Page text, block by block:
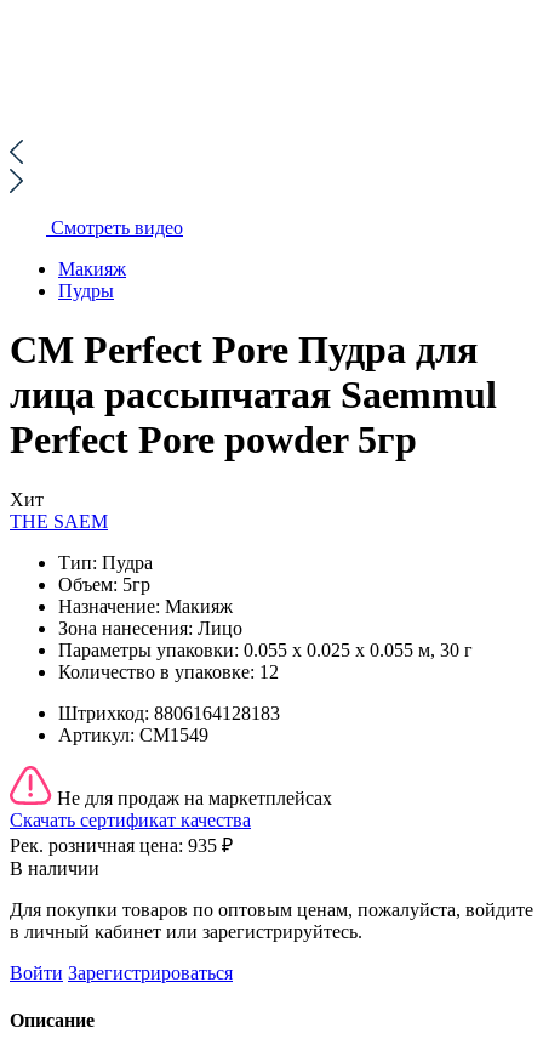
Смотреть видео
Макияж
Пудры
СМ Perfect Pore Пудра для
лица рассыпчатая Saemmul
Perfect Pore powder 5гр
Хит
THE SAEM
Тип: Пудра
Объем: 5гр
Назначение: Макияж
Зона нанесения: Лицо
Параметры упаковки: 0.055 x 0.025 x 0.055 м, 30 г
Количество в упаковке: 12
Штрихкод: 8806164128183
Артикул: СМ1549
Не для продаж на маркетплейсах
Скачать сертификат качества
Рек. розничная цена: 935 ₽
В наличии
Для покупки товаров по оптовым ценам, пожалуйста, войдите
в личный кабинет или зарегистрируйтесь.
Войти Зарегистрироваться
Описание